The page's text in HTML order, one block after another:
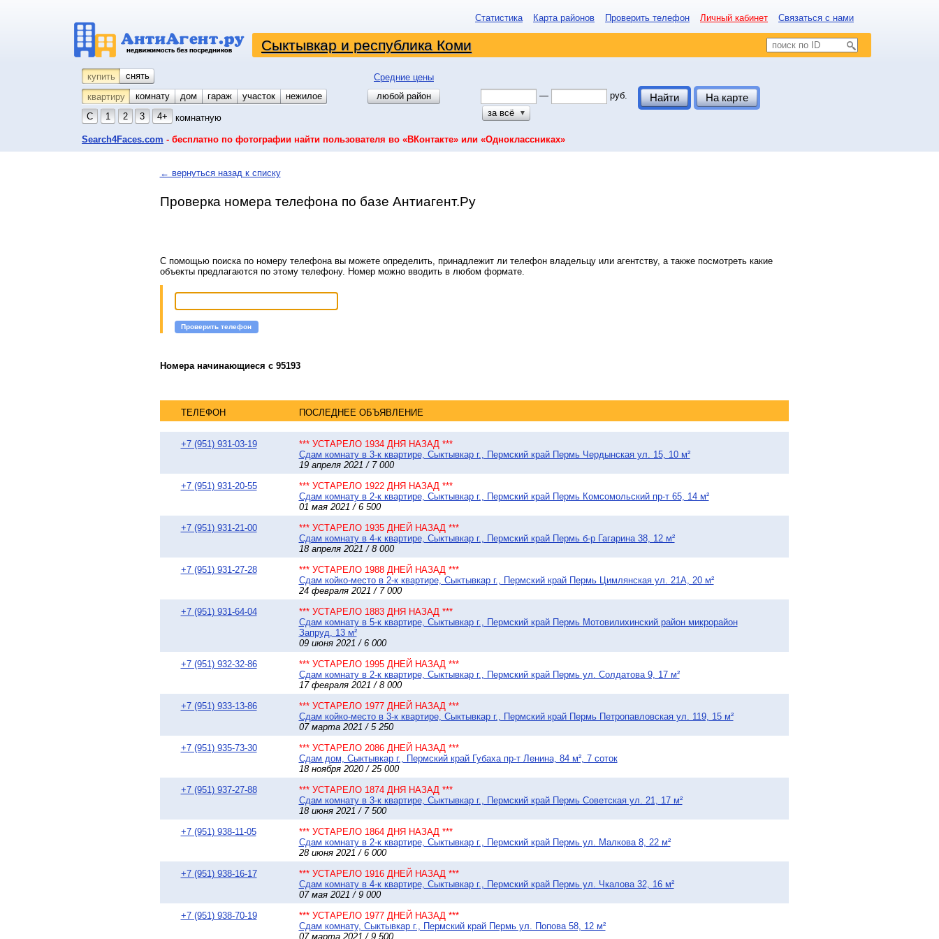
Статистика Карта районов Проверить телефон Личный кабинет Связаться с нами
Сыктывкар и республика Коми
купить снять
Средние цены
квартиру
комнату койко-место
дом гараж участок
нежилое
С
1 2 3 4+ комнатную
любой район —
руб.
за всё
▼
Найти На карте
Search4Faces.com - бесплатно по фотографии найти пользователя во «ВКонтакте» или «Одноклассниках»
← вернуться назад к списку
Проверка номера телефона по базе Антиагент.Ру
С помощью поиска по номеру телефона вы можете определить, принадлежит ли телефон владельцу или агентству, а также посмотреть какие
объекты предлагаются по этому телефону. Номер можно вводить в любом формате.
Проверить телефон
Номера начинающиеся с 95193
ТЕЛЕФОН ПОСЛЕДНЕЕ ОБЪЯВЛЕНИЕ
+7 (951) 931-03-19
*** УСТАРЕЛО 1934 ДНЯ НАЗАД ***
Сдам комнату в 3-к квартире, Сыктывкар г., Пермский край Пермь Чердынская ул. 15, 10 м²
19 апреля 2021 / 7 000
+7 (951) 931-20-55
*** УСТАРЕЛО 1922 ДНЯ НАЗАД ***
Сдам комнату в 2-к квартире, Сыктывкар г., Пермский край Пермь Комсомольский пр-т 65, 14 м²
01 мая 2021 / 6 500
+7 (951) 931-21-00
*** УСТАРЕЛО 1935 ДНЕЙ НАЗАД ***
Сдам комнату в 4-к квартире, Сыктывкар г., Пермский край Пермь б-р Гагарина 38, 12 м²
18 апреля 2021 / 8 000
+7 (951) 931-27-28
*** УСТАРЕЛО 1988 ДНЕЙ НАЗАД ***
Сдам койко-место в 2-к квартире, Сыктывкар г., Пермский край Пермь Цимлянская ул. 21А, 20 м²
24 февраля 2021 / 7 000
+7 (951) 931-64-04
*** УСТАРЕЛО 1883 ДНЯ НАЗАД ***
Сдам комнату в 5-к квартире, Сыктывкар г., Пермский край Пермь Мотовилихинский район микрорайон
Запруд, 13 м²
09 июня 2021 / 6 000
+7 (951) 932-32-86
*** УСТАРЕЛО 1995 ДНЕЙ НАЗАД ***
Сдам комнату в 2-к квартире, Сыктывкар г., Пермский край Пермь ул. Солдатова 9, 17 м²
17 февраля 2021 / 8 000
+7 (951) 933-13-86
*** УСТАРЕЛО 1977 ДНЕЙ НАЗАД ***
Сдам койко-место в 3-к квартире, Сыктывкар г., Пермский край Пермь Петропавловская ул. 119, 15 м²
07 марта 2021 / 5 250
+7 (951) 935-73-30
*** УСТАРЕЛО 2086 ДНЕЙ НАЗАД ***
Сдам дом, Сыктывкар г., Пермский край Губаха пр-т Ленина, 84 м², 7 соток
18 ноября 2020 / 25 000
+7 (951) 937-27-88
*** УСТАРЕЛО 1874 ДНЯ НАЗАД ***
Сдам комнату в 3-к квартире, Сыктывкар г., Пермский край Пермь Советская ул. 21, 17 м²
18 июня 2021 / 7 500
+7 (951) 938-11-05
*** УСТАРЕЛО 1864 ДНЯ НАЗАД ***
Сдам комнату в 2-к квартире, Сыктывкар г., Пермский край Пермь ул. Малкова 8, 22 м²
28 июня 2021 / 6 000
+7 (951) 938-16-17
*** УСТАРЕЛО 1916 ДНЕЙ НАЗАД ***
Сдам комнату в 4-к квартире, Сыктывкар г., Пермский край Пермь ул. Чкалова 32, 16 м²
07 мая 2021 / 9 000
+7 (951) 938-70-19
*** УСТАРЕЛО 1977 ДНЕЙ НАЗАД ***
Сдам комнату, Сыктывкар г., Пермский край Пермь ул. Попова 58, 12 м²
07 марта 2021 / 9 500